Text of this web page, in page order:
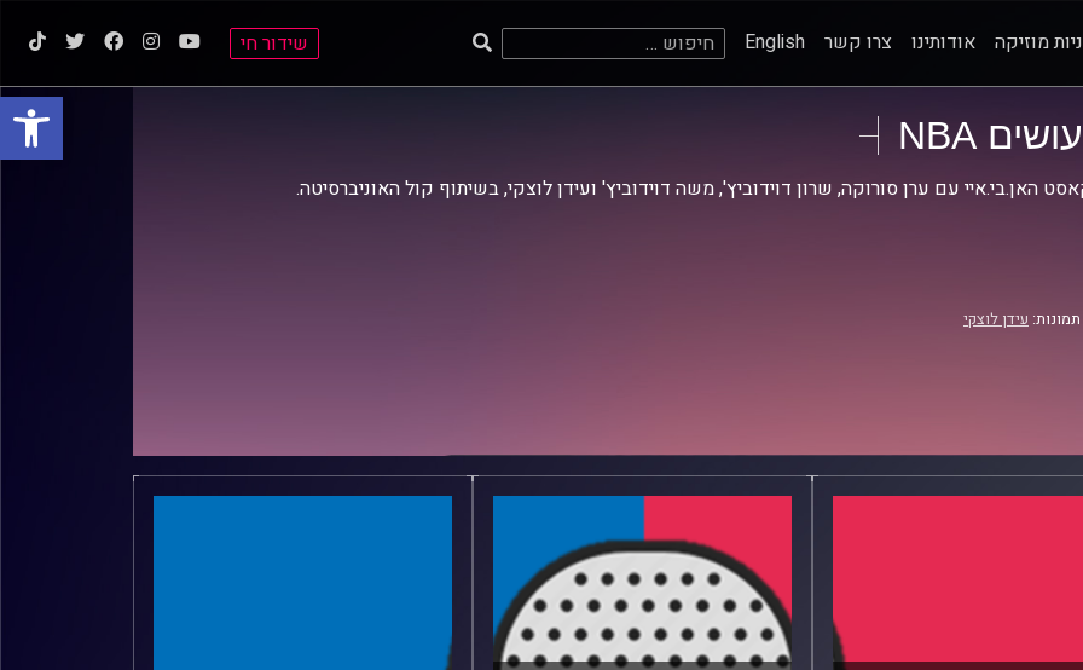
פתח
מוזיקה אודותינו צרו קשר English חיפוש: שידור חי
עושים NBA
האן.בי.איי עם ערן סורוקה, שרון דוידוביץ', משה דוידוביץ' ועידן לוצקי, בשיתוף קול האוניברסיטה.
עידן לוצקי